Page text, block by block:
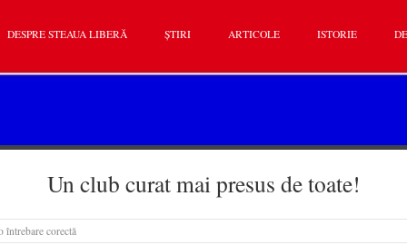
DESPRE STEAUA LIBERĂ ȘTIRI ARTICOLE ISTORIE
Un club curat mai presus de toate!
întrebare corectă